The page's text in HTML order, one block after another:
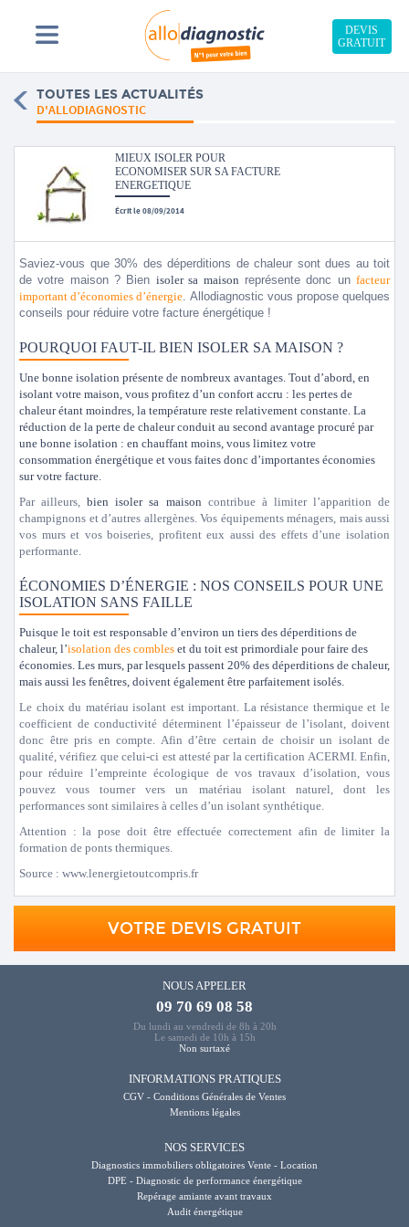
DEVIS
GRATUIT
TOUTES LES ACTUALITÉS
D'ALLODIAGNOSTIC
MIEUX ISOLER POUR
ECONOMISER SUR SA FACTURE
ENERGETIQUE
Écrit le 08/09/2014
Saviez-vous que 30% des déperditions de chaleur sont dues au toit
de votre maison ? Bien isoler sa maison représente donc unfacteur
important d’économies d’énergie. Allodiagnostic vous propose quelques
conseils pour réduire votre facture énergétique !
POURQUOI FAUT-IL BIEN ISOLER SA MAISON ?
Une bonne isolation présente de nombreux avantages. Tout d’abord, en
isolant votre maison, vous profitez d’un confort accru : les pertes de
chaleur étant moindres, la température reste relativement constante. La
réduction de la perte de chaleur conduit au second avantage procuré par
une bonne isolation : en chauffant moins, vous limitez votre
consommation énergétique et vous faites donc d’importantes économies
sur votre facture.
Par ailleurs,bien isoler sa maison contribue à limiter l’apparition de
champignons et d’autres allergènes. Vos équipements ménagers, mais aussi
vos murs et vos boiseries, profitent eux aussi des effets d’une isolation
performante.
ÉCONOMIES D’ÉNERGIE : NOS CONSEILS POUR UNE
ISOLATION SANS FAILLE
Puisque le toit est responsable d’environ un tiers des déperditions de
chaleur, l’isolation des combles et du toit est primordiale pour faire des
économies. Les murs, par lesquels passent 20% des déperditions de chaleur,
mais aussi les fenêtres, doivent également être parfaitement isolés.
Le choix du matériau isolant est important. La résistance thermique et le
coefficient de conductivité déterminent l’épaisseur de l’isolant, doivent
donc être pris en compte. Afin d’être certain de choisir un isolant de
qualité, vérifiez que celui-ci est attesté par la certification ACERMI. Enfin,
pour réduire l’empreinte écologique de vos travaux d’isolation, vous
pouvez vous tourner vers un matériau isolant naturel, dont les
performances sont similaires à celles d’un isolant synthétique.
Attention : la pose doit être effectuée correctement afin de limiter la
formation de ponts thermiques.
Source : www.lenergietoutcompris.fr
VOTRE DEVIS GRATUIT
NOUS APPELER
09 70 69 08 58
Du lundi au vendredi de 8h à 20h
Le samedi de 10h à 15h
Non surtaxé
INFORMATIONS PRATIQUES
CGV - Conditions Générales de Ventes
Mentions légales
NOS SERVICES
Diagnostics immobiliers obligatoires Vente - Location
DPE - Diagnostic de performance énergétique
Repérage amiante avant travaux
Audit énergétique